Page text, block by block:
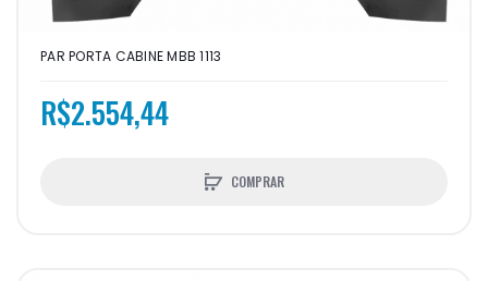
PAR PORTA CABINE MBB 1113
R$2.554,44
COMPRAR